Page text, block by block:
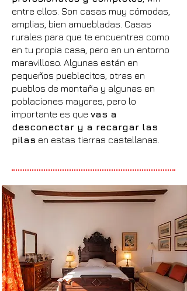
entre ellos. Son casas muy cómodas,
amplias, bien amuebladas. Casas
rurales para que te encuentres como
en tu propia casa, pero en un entorno
maravilloso. Algunas están en
pequeños pueblecitos, otras en
pueblos de montaña y algunas en
poblaciones mayores, pero lo
importante es que vas a
desconectar y a recargar las
pilas en estas tierras castellanas.